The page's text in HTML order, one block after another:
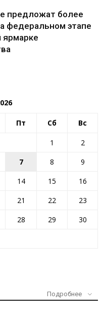
предложат более
федеральном этапе
ярмарке
Пт Сб Вс
1
2
7 8
9
14 15
16
21 22
23
28 29
30
Подробнее